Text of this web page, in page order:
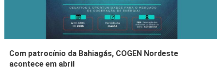
Com patrocínio da Bahiagás, COGEN Nordeste
acontece em abril